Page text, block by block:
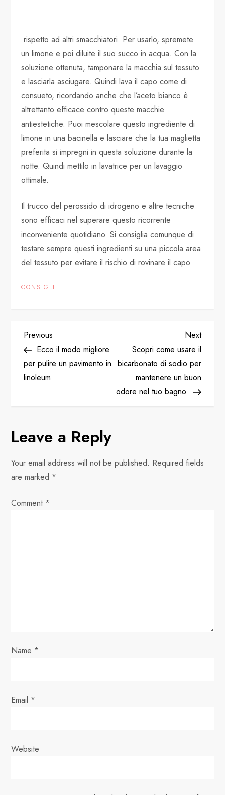
rispetto ad altri smacchiatori. Per usarlo, spremete
un limone e poi diluite il suo succo in acqua. Con la
soluzione ottenuta, tamponare la macchia sul tessuto
e lasciarla asciugare. Quindi lava il capo come di
consueto, ricordando anche che l’aceto bianco è
altrettanto efficace contro queste macchie
antiestetiche. Puoi mescolare questo ingrediente di
limone in una bacinella e lasciare che la tua maglietta
preferita si impregni in questa soluzione durante la
notte. Quindi mettilo in lavatrice per un lavaggio
ottimale.
Il trucco del perossido di idrogeno e altre tecniche
sono efficaci nel superare questo ricorrente
inconveniente quotidiano. Si consiglia comunque di
testare sempre questi ingredienti su una piccola area
del tessuto per evitare il rischio di rovinare il capo
CONSIGLI
P
o
s
n
a
v
i
n
Previous
Post
Previous
Ecco il modo migliore
per pulire un pavimento in
linoleum
Next
Post
Next
Scopri come usare il
bicarbonato di sodio per
mantenere un buon
odore nel tuo bagno.
Leave a Reply
Your email address will not be published. Required fields
are marked *
Comment *
Name *
Email *
Website